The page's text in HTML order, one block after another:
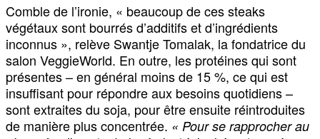
Comble de l’ironie, « beaucoup de ces steaks
végétaux sont bourrés d’additifs et d’ingrédients
inconnus », relève Swantje Tomalak, la fondatrice du
salon VeggieWorld. En outre, les protéines qui sont
présentes – en général moins de 15 %, ce qui est
insuffisant pour répondre aux besoins quotidiens –
sont extraites du soja, pour être ensuite réintroduites
de manière plus concentrée. « Pour se rapprocher au